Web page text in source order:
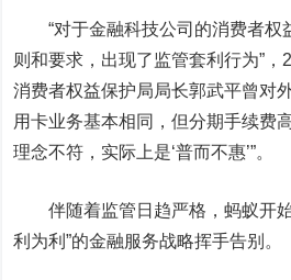
“对于金融科技公司的消费者权
则和要求，出现了监管套利行为”
消费者权益保护局局长郭武平曾对
用卡业务基本相同，但分期手续费
理念不符，实际上是‘普而不惠’”。
伴随着监管日趋严格，蚂蚁开始
利为利”的金融服务战略挥手告别。